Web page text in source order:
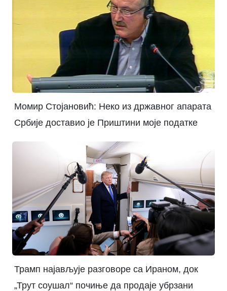
Момир Стојановић: Неко из државног апарата
Србије доставио је Приштини моје податке
Трамп најављује разговоре са Ираном, док
„Трут соушал“ почиње да продаје убрзани